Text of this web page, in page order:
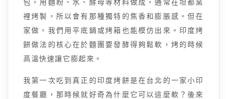
包，用麵粉、水、酵母等材料做成，通常在坦都窯
裡烤製，所以會有那種獨特的焦香和膨脹感。但在
家做，我們用平底鍋或烤箱也能模仿出來。印度烤
餅做法的核心在於麵團要發酵得夠鬆軟，烤的時候
高溫快速讓它膨起來。
我第一次吃到真正的印度烤餅是在台北的一家小印
度餐廳，那時候就好奇為什麼它可以這麼軟？後來